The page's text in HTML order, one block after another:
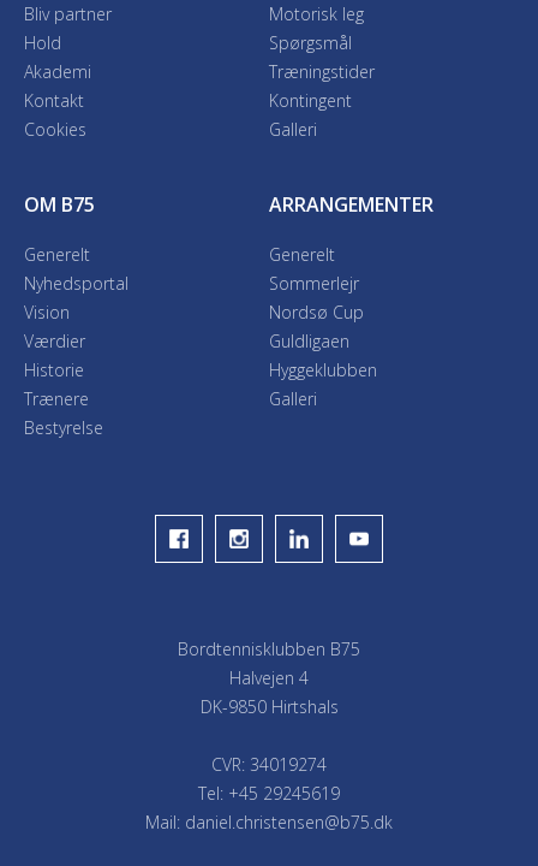
Bliv partner
Hold
Akademi
Kontakt
Cookies
Motorisk leg
Spørgsmål
Træningstider
Kontingent
Galleri
OM B75
Generelt
Nyhedsportal
Vision
Værdier
Historie
Trænere
Bestyrelse
ARRANGEMENTER
Generelt
Sommerlejr
Nordsø Cup
Guldligaen
Hyggeklubben
Galleri
Bordtennisklubben B75
Halvejen 4
DK-9850 Hirtshals
CVR: 34019274
Tel: +45 29245619
Mail: daniel.christensen@b75.dk